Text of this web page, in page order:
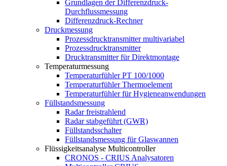
Grundlagen der Differenzdruck-
Durchflussmessung
Differenzdruck-Rechner
Druckmessung
Prozessdrucktransmitter multivariabel
Prozessdrucktransmitter
Drucktransmitter für Direktmontage
Temperaturmessung
Temperaturfühler PT 100/1000
Temperaturfühler Thermoelement
Temperaturfühler für Hygieneanwendungen
Füllstandsmessung
Radar freistrahlend
Radar stabgeführt (GWR)
Füllstandsschalter
Füllstandsmessung für Glaswannen
Flüssigkeitsanalyse Multicontroller
CRONOS - CRIUS Analysatoren